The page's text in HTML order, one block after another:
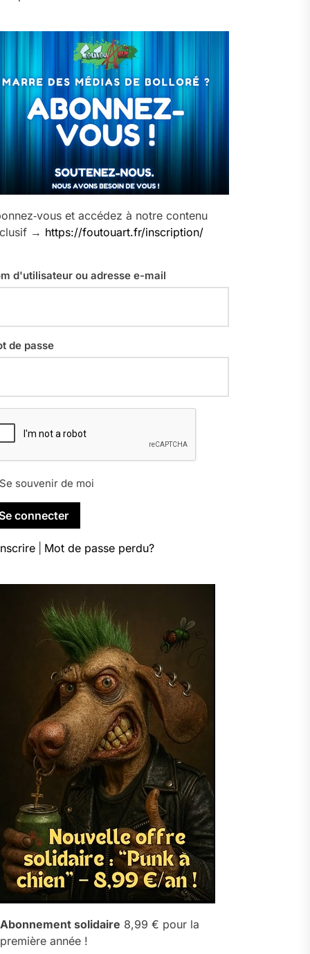
et accédez à notre contenu
→ https://foutouart.fr/inscription/
d'utilisateur ou adresse e-mail
de passe
Se souvenir de moi
Mot de passe perdu?
Abonnement solidaire 8,99 € pour la
première année !